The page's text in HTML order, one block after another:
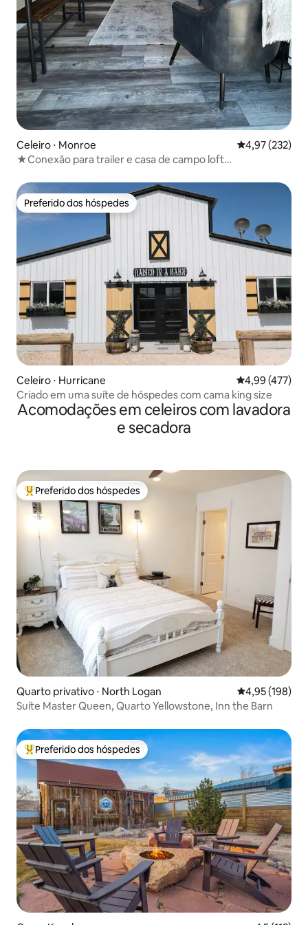
Celeiro ⋅ Monroe 4,97 de uma
4,97 (232)
★Conexão para trailer e casa de campo loft
Preferido dos hóspedes
Preferido dos hóspedes
Celeiro ⋅ Hurricane 4,99 de uma
4,99 (477)
Criado em uma suíte de hóspedes com cama king size
Acomodações em celeiros com lavadora
e secadora
Entre os melhores preferidos dos hóspedes
Preferido dos hóspedes
Quarto privativo ⋅ North Logan 4,95 de uma
4,95 (198)
Suíte Master Queen, Quarto Yellowstone, Inn the Barn
Entre os melhores preferidos dos hóspedes
Preferido dos hóspedes